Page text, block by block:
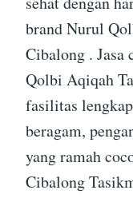
brand Nurul
Cibalong . Jasa
Qolbi Aqiqah
fasilitas
beragam,
yang ramah
Cibalong